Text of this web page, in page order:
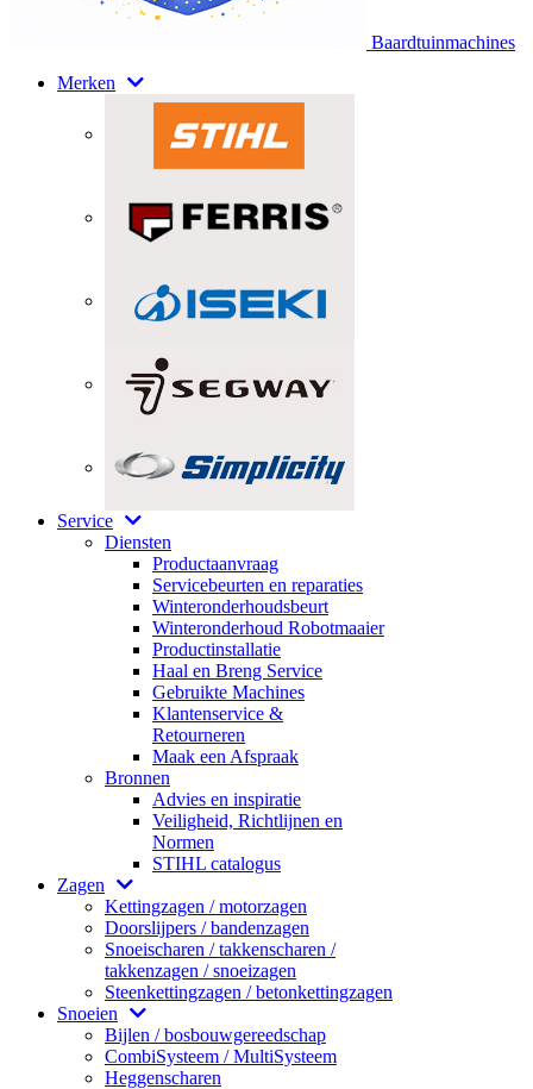
Baardtuinmachines
Merken
Service
Diensten
Productaanvraag
Servicebeurten en reparaties
Winteronderhoudsbeurt
Winteronderhoud Robotmaaier
Productinstallatie
Haal en Breng Service
Gebruikte Machines
Klantenservice &
Retourneren
Maak een Afspraak
Bronnen
Advies en inspiratie
Veiligheid, Richtlijnen en
Normen
STIHL catalogus
Zagen
Kettingzagen / motorzagen
Doorslijpers / bandenzagen
Snoeischaren / takkenscharen /
takkenzagen / snoeizagen
Steenkettingzagen / betonkettingzagen
Snoeien
Bijlen / bosbouwgereedschap
CombiSysteem / MultiSysteem
Heggenscharen